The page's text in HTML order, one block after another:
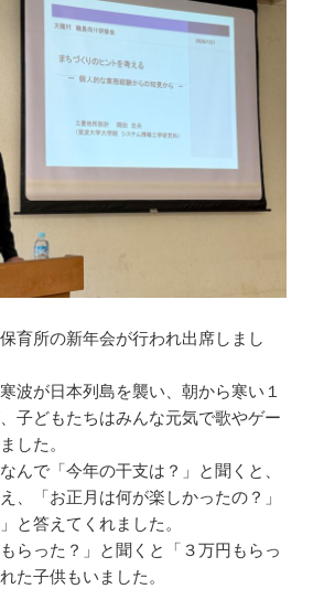
育所の新年会が行われ出席しまし
波が日本列島を襲い、朝から寒い１
子どもたちはみんな元気で歌やゲー
した。
んで「今年の干支は？」と聞くと、
、「お正月は何が楽しかったの？」
と答えてくれました。
らった？」と聞くと「３万円もらっ
た子供もいました。